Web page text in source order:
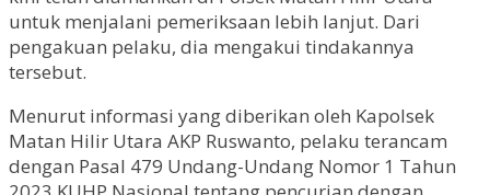
untuk menjalani pemeriksaan lebih lanjut. Dari
pengakuan pelaku, dia mengakui tindakannya
tersebut.
Menurut informasi yang diberikan oleh Kapolsek
Matan Hilir Utara AKP Ruswanto, pelaku terancam
dengan Pasal 479 Undang-Undang Nomor 1 Tahun